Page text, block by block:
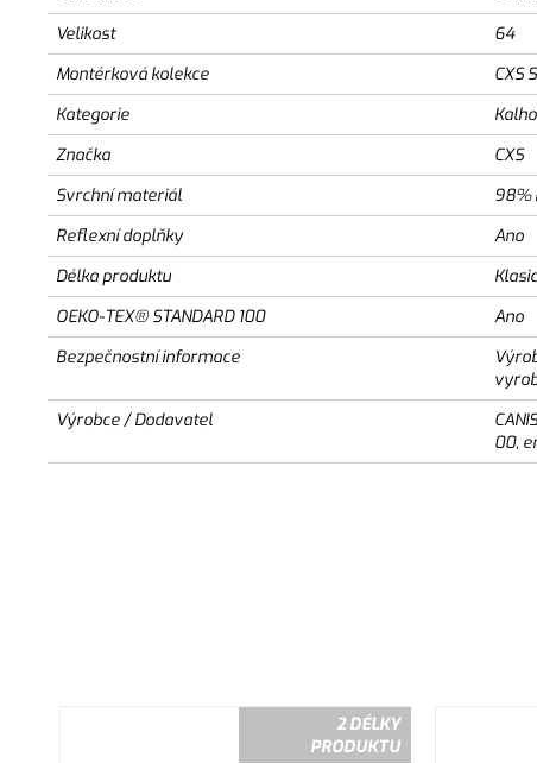
Velikost
64
Montérková kolekce
CXS
Kategorie
Značka
CXS
Svrchní materiál
98%
Reflexní doplňky
Ano
Délka produktu
OEKO-TEX® STANDARD 100
Ano
Bezpečnostní informace
Výrobce / Dodavatel
00,
2 DÉLKY
PRODUKTU